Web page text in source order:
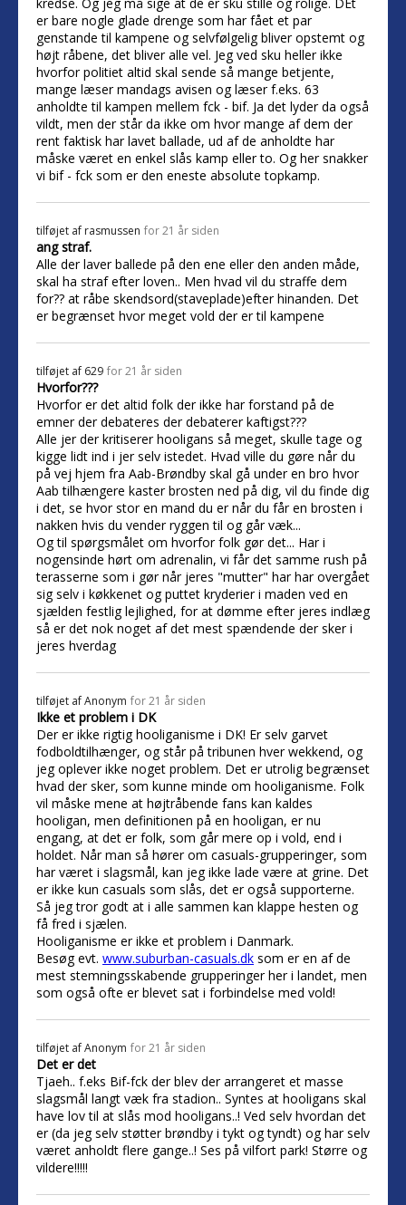
er bare nogle glade drenge som har fået et par
genstande til kampene og selvfølgelig bliver opstemt og
højt råbene, det bliver alle vel. Jeg ved sku heller ikke
hvorfor politiet altid skal sende så mange betjente,
mange læser mandags avisen og læser f.eks. 63
anholdte til kampen mellem fck - bif. Ja det lyder da også
vildt, men der står da ikke om hvor mange af dem der
rent faktisk har lavet ballade, ud af de anholdte har
måske været en enkel slås kamp eller to. Og her snakker
vi bif - fck som er den eneste absolute topkamp.
tilføjet af rasmussen for 21 år siden
ang straf.
Alle der laver ballede på den ene eller den anden måde,
skal ha straf efter loven.. Men hvad vil du straffe dem
for?? at råbe skendsord(staveplade)efter hinanden. Det
er begrænset hvor meget vold der er til kampene
tilføjet af 629 for 21 år siden
Hvorfor???
Hvorfor er det altid folk der ikke har forstand på de
emner der debateres der debaterer kaftigst???
Alle jer der kritiserer hooligans så meget, skulle tage og
kigge lidt ind i jer selv istedet. Hvad ville du gøre når du
på vej hjem fra Aab-Brøndby skal gå under en bro hvor
Aab tilhængere kaster brosten ned på dig, vil du finde dig
i det, se hvor stor en mand du er når du får en brosten i
nakken hvis du vender ryggen til og går væk...
Og til spørgsmålet om hvorfor folk gør det... Har i
nogensinde hørt om adrenalin, vi får det samme rush på
terasserne som i gør når jeres "mutter" har har overgået
sig selv i køkkenet og puttet kryderier i maden ved en
sjælden festlig lejlighed, for at dømme efter jeres indlæg
så er det nok noget af det mest spændende der sker i
jeres hverdag
tilføjet afAnonym for 21 år siden
Ikke et problem i DK
Der er ikke rigtig hooliganisme i DK! Er selv garvet
fodboldtilhænger, og står på tribunen hver wekkend, og
jeg oplever ikke noget problem. Det er utrolig begrænset
hvad der sker, som kunne minde om hooliganisme. Folk
vil måske mene at højtråbende fans kan kaldes
hooligan, men definitionen på en hooligan, er nu
engang, at det er folk, som går mere op i vold, end i
holdet. Når man så hører om casuals-grupperinger, som
har været i slagsmål, kan jeg ikke lade være at grine. Det
er ikke kun casuals som slås, det er også supporterne.
Så jeg tror godt at i alle sammen kan klappe hesten og
få fred i sjælen.
Hooliganisme er ikke et problem i Danmark.
Besøg evt. www.suburban-casuals.dk som er en af de
mest stemningsskabende grupperinger her i landet, men
som også ofte er blevet sat i forbindelse med vold!
tilføjet afAnonym for 21 år siden
Det er det
Tjaeh.. f.eks Bif-fck der blev der arrangeret et masse
slagsmål langt væk fra stadion.. Syntes at hooligans skal
have lov til at slås mod hooligans..! Ved selv hvordan det
er (da jeg selv støtter brøndby i tykt og tyndt) og har selv
været anholdt flere gange..! Ses på vilfort park! Større og
vildere!!!!!